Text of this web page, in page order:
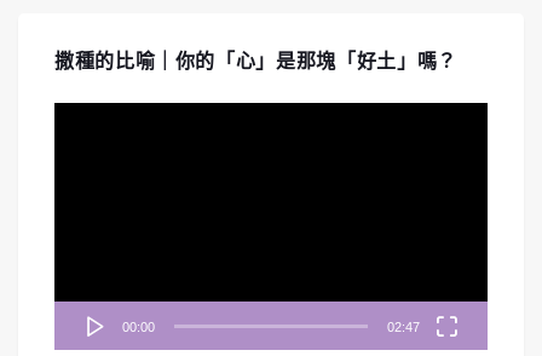
撒種的比喻｜你的「心」是那塊「好土」嗎？
00:00 02:47